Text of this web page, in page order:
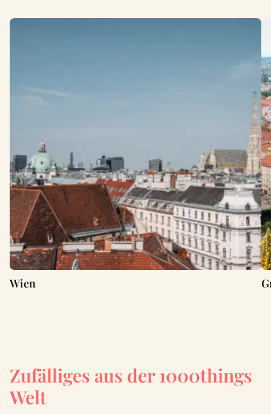
Wien
Zufälliges aus der 1000things
Welt